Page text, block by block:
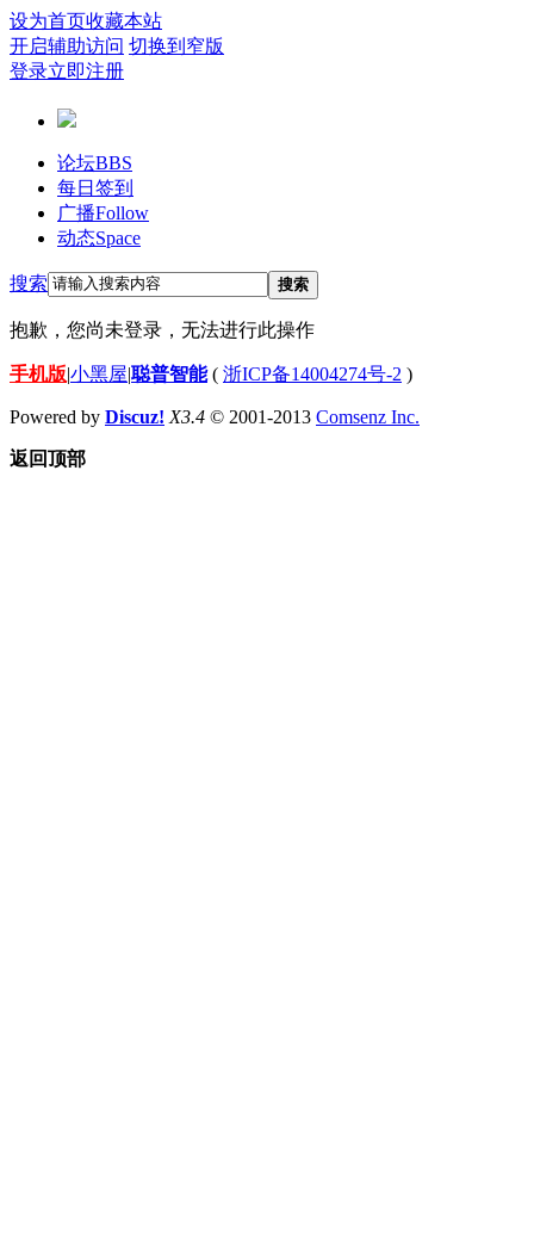
设为首页收藏本站
开启辅助访问 切换到窄版
登录立即注册
论坛BBS
每日签到
广播Follow
动态Space
搜索 搜索
抱歉，您尚未登录，无法进行此操作
手机版|小黑屋|聪普智能( 浙ICP备14004274号-2 )
Powered by Discuz! X3.4 © 2001-2013 Comsenz Inc.
返回顶部